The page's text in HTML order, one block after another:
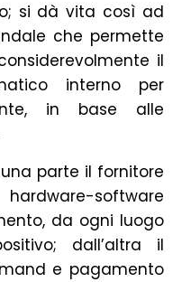
si dà vita così ad
che permette
il
interno per
in base alle
parte il fornitore
software
da ogni luogo
dall’altra il
e pagamento